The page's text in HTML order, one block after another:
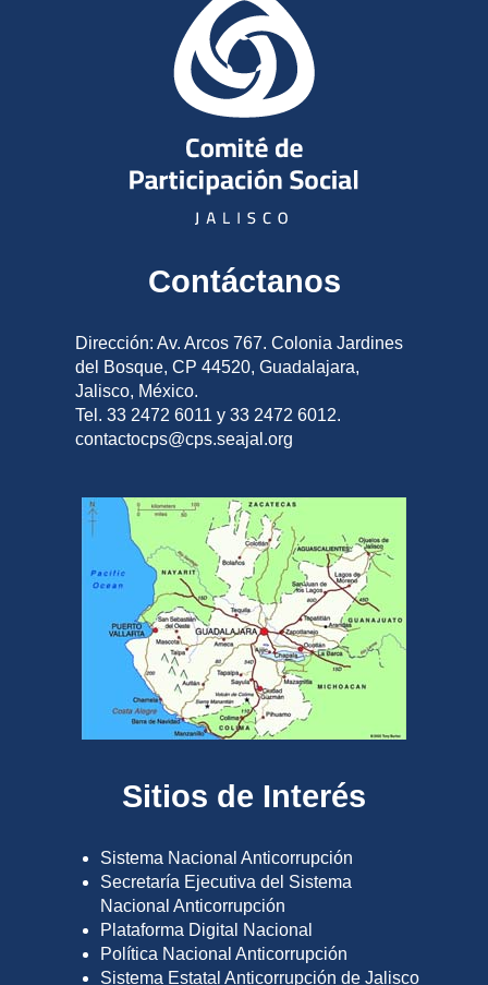
Contáctanos
Dirección: Av. Arcos 767. Colonia Jardines
del Bosque, CP 44520, Guadalajara,
Jalisco, México.
Tel. 33 2472 6011 y 33 2472 6012.
contactocps@cps.seajal.org
Sitios de Interés
Sistema Nacional Anticorrupción
Secretaría Ejecutiva del Sistema
Nacional Anticorrupción
Plataforma Digital Nacional
Política Nacional Anticorrupción
Sistema Estatal Anticorrupción de Jalisco